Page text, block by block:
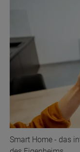
Smart Home - das